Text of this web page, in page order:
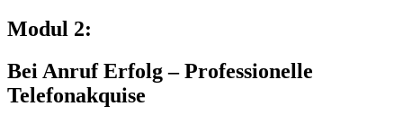
Modul 2:
Bei Anruf Erfolg – Professionelle
Telefonakquise